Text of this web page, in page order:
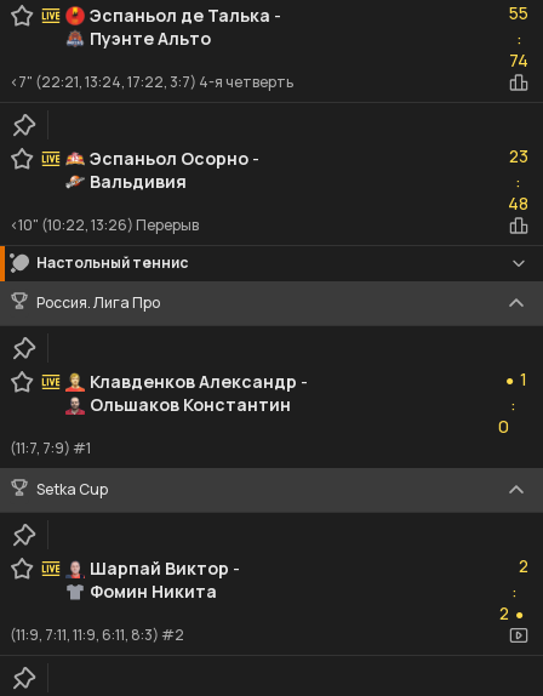
Эспаньол де Талька -
Пуэнте Альто
55
:74
74
<7" (22:21, 13:24, 17:22, 3:7) 4-я четверть
Эспаньол Осорно -
Вальдивия
23
:48
48
<10" (10:22, 13:26) Перерыв
Настольный теннис
Россия. Лига Про
Клавденков Александр -
Ольшаков Константин
● 1
:
0
(11:7, 7:9) #1
Setka Cup
Шарпай Виктор -
Фомин Никита
2
:
2 ●
(11:9, 7:11, 11:9, 6:11, 8:3) #2